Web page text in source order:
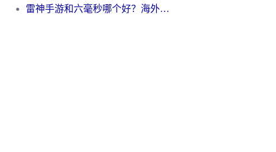
雷神手游和六毫秒哪个好？海外党如何真正解锁国内资源